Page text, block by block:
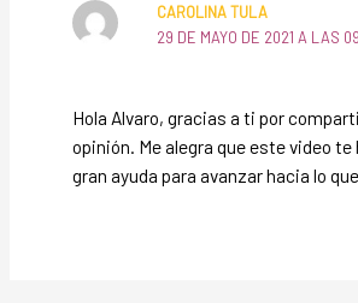
CAROLINA TULA
29 DE MAYO DE 2021 A LAS
Hola Alvaro, gracias a ti por
opinión. Me alegra que este video te
gran ayuda para avanzar hacia lo